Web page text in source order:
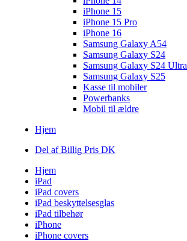
iPhone 15
iPhone 15 Pro
iPhone 16
Samsung Galaxy A54
Samsung Galaxy S24
Samsung Galaxy S24 Ultra
Samsung Galaxy S25
Kasse til mobiler
Powerbanks
Mobil til ældre
Hjem
Del af Billig Pris DK
Hjem
iPad
iPad covers
iPad beskyttelsesglas
iPad tilbehør
iPhone
iPhone covers